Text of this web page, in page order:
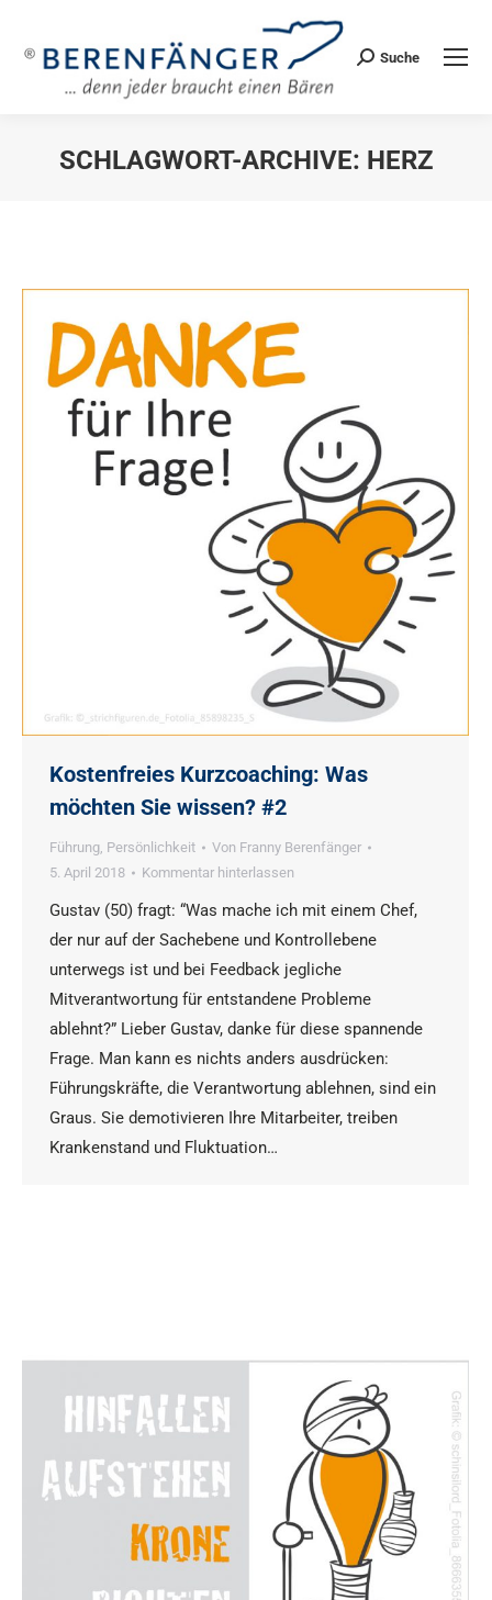
Search:
Suche
SCHLAGWORT-ARCHIVE: HERZ
Kostenfreies Kurzcoaching: Was
möchten Sie wissen? #2
Führung, Persönlichkeit Von Franny Berenfänger
5. April 2018
Kommentar hinterlassen
Gustav (50) fragt: “Was mache ich mit einem Chef,
der nur auf der Sachebene und Kontrollebene
unterwegs ist und bei Feedback jegliche
Mitverantwortung für entstandene Probleme
ablehnt?” Lieber Gustav, danke für diese spannende
Frage. Man kann es nichts anders ausdrücken:
Führungskräfte, die Verantwortung ablehnen, sind ein
Graus. Sie demotivieren Ihre Mitarbeiter, treiben
Krankenstand und Fluktuation…